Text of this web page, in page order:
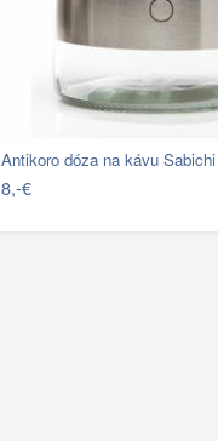
Antikoro dóza na kávu
8,-€